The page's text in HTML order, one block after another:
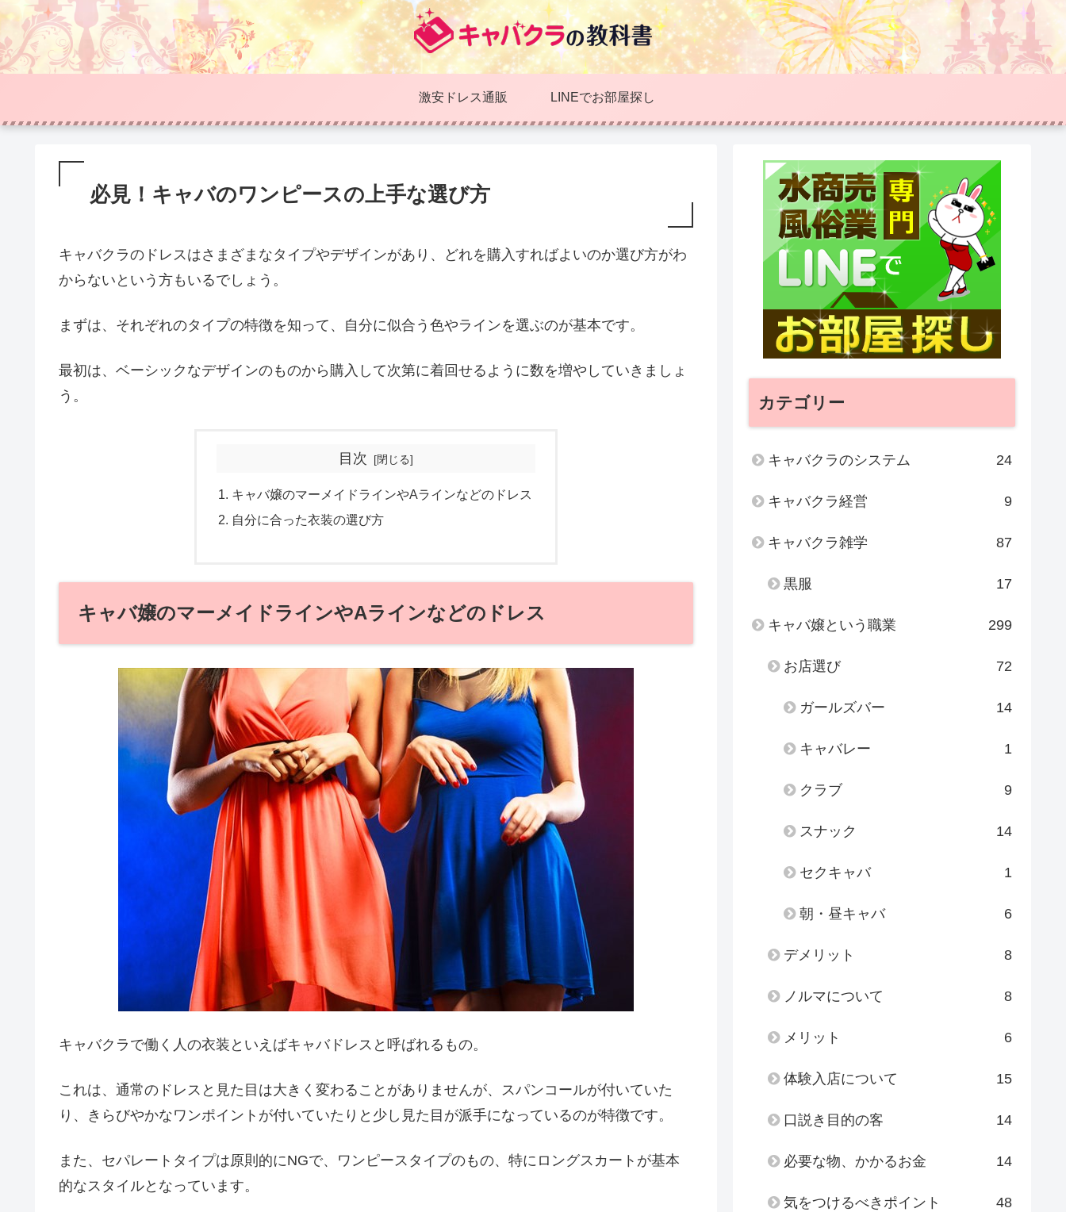
激安ドレス通販 LINEでお部屋探し
必見！キャバのワンピースの上手な選び方
キャバクラのドレスはさまざまなタイプやデザインがあり、どれを購入すればよいのか選び方がわ
からないという方もいるでしょう。
まずは、それぞれのタイプの特徴を知って、自分に似合う色やラインを選ぶのが基本です。
最初は、ベーシックなデザインのものから購入して次第に着回せるように数を増やしていきましょ
う。
目次
キャバ嬢のマーメイドラインやAラインなどのドレス
自分に合った衣装の選び方
キャバ嬢のマーメイドラインやAラインなどのドレス
キャバクラで働く人の衣装といえばキャバドレスと呼ばれるもの。
これは、通常のドレスと見た目は大きく変わることがありませんが、スパンコールが付いていた
り、きらびやかなワンポイントが付いていたりと少し見た目が派手になっているのが特徴です。
また、セパレートタイプは原則的にNGで、ワンピースタイプのもの、特にロングスカートが基本
的なスタイルとなっています。
カテゴリー
キャバクラのシステム 24
キャバクラ経営 9
キャバクラ雑学 87
黒服 17
キャバ嬢という職業 299
お店選び 72
ガールズバー 14
キャバレー 1
クラブ 9
スナック 14
セクキャバ 1
朝・昼キャバ 6
デメリット 8
ノルマについて 8
メリット 6
体験入店について 15
口説き目的の客 14
必要な物、かかるお金 14
気をつけるべきポイント 48